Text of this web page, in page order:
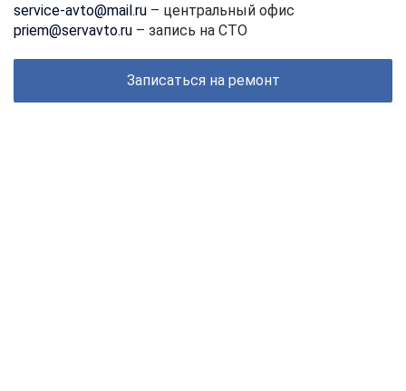
service-avto@mail.ru – центральный офис
priem@servavto.ru – запись на СТО
Записаться на ремонт